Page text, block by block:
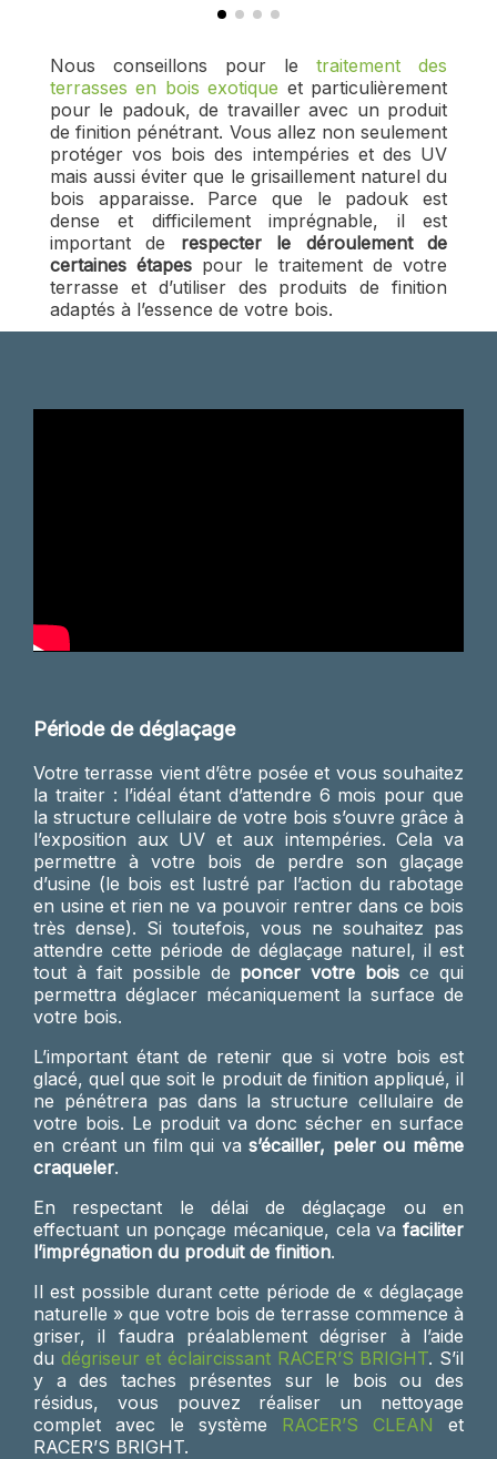
Nous conseillons pour le traitement des
terrasses en bois exotique et particulièrement
pour le padouk, de travailler avec un produit
de finition pénétrant. Vous allez non seulement
protéger vos bois des intempéries et des UV
mais aussi éviter que le grisaillement naturel du
bois apparaisse. Parce que le padouk est
dense et difficilement imprégnable, il est
important de respecter le déroulement de
certaines étapes pour le traitement de votre
terrasse et d’utiliser des produits de finition
adaptés à l’essence de votre bois.
Période de déglaçage
Votre terrasse vient d’être posée et vous souhaitez
la traiter : l’idéal étant d’attendre 6 mois pour que
la structure cellulaire de votre bois s’ouvre grâce à
l’exposition aux UV et aux intempéries. Cela va
permettre à votre bois de perdre son glaçage
d’usine (le bois est lustré par l’action du rabotage
en usine et rien ne va pouvoir rentrer dans ce bois
très dense). Si toutefois, vous ne souhaitez pas
attendre cette période de déglaçage naturel, il est
tout à fait possible de poncer votre bois ce qui
permettra déglacer mécaniquement la surface de
votre bois.
L’important étant de retenir que si votre bois est
glacé, quel que soit le produit de finition appliqué, il
ne pénétrera pas dans la structure cellulaire de
votre bois. Le produit va donc sécher en surface
en créant un film qui vas’écailler, peler ou même
craqueler.
En respectant le délai de déglaçage ou en
effectuant un ponçage mécanique, cela va faciliter
l’imprégnation du produit de finition.
Il est possible durant cette période de « déglaçage
naturelle » que votre bois de terrasse commence à
griser, il faudra préalablement dégriser à l’aide
du dégriseur et éclaircissant RACER’S BRIGHT. S’il
y a des taches présentes sur le bois ou des
résidus, vous pouvez réaliser un nettoyage
complet avec le système
RACER’S CLEAN
et
RACER’S BRIGHT.